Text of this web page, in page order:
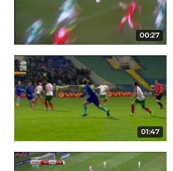
00:27
01:47